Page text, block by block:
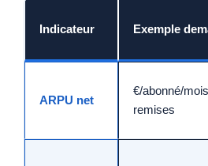
Indicateur Exemple
ARPU net
€/abonné/
remises